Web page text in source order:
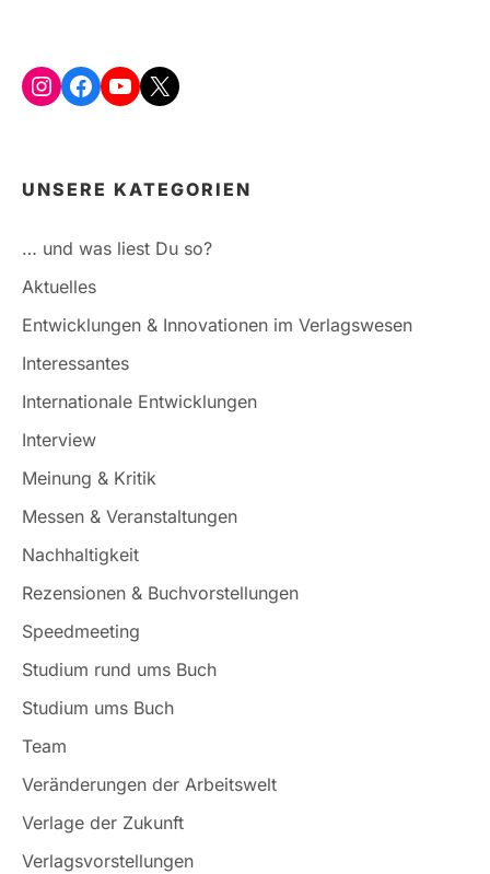
Instagram
Facebook
YouTube
X
UNSERE KATEGORIEN
… und was liest Du so?
Aktuelles
Entwicklungen & Innovationen im Verlagswesen
Interessantes
Internationale Entwicklungen
Interview
Meinung & Kritik
Messen & Veranstaltungen
Nachhaltigkeit
Rezensionen & Buchvorstellungen
Speedmeeting
Studium rund ums Buch
Studium ums Buch
Team
Veränderungen der Arbeitswelt
Verlage der Zukunft
Verlagsvorstellungen